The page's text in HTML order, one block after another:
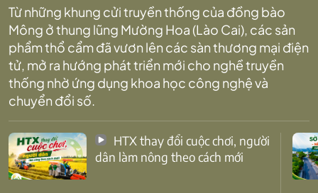
Từ những khung cửi truyền thống của đồng bào
Mông ở thung lũng Mường Hoa (Lào Cai), các sản
phẩm thổ cẩm đã vươn lên các sàn thương mại điện
tử, mở ra hướng phát triển mới cho nghề truyền
thống nhờ ứng dụng khoa học công nghệ và
chuyển đổi số.
dân làm nông theo cách mới